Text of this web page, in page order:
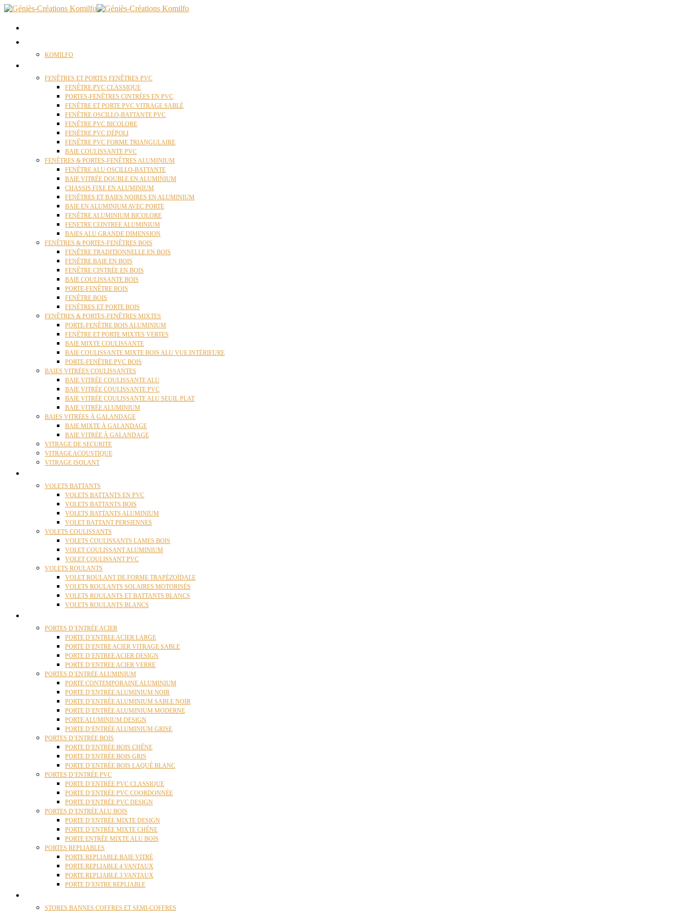
KOMILFO
FENÊTRES ET PORTES FENÊTRES PVC
FENÊTRE PVC CLASSIQUE
PORTES-FENÊTRES CINTRÉES EN PVC
FENÊTRE ET PORTE PVC VITRAGE SABLÉ
FENÊTRE OSCILLO-BATTANTE PVC
FENÊTRE PVC BICOLORE
FENÊTRE PVC DÉPOLI
FENÊTRE PVC FORME TRIANGULAIRE
BAIE COULISSANTE PVC
FENÊTRES & PORTES-FENÊTRES ALUMINIUM
FENÊTRE ALU OSCILLO-BATTANTE
BAIE VITRÉE DOUBLE EN ALUMINIUM
CHASSIS FIXE EN ALUMINIUM
FENÊTRES ET BAIES NOIRES EN ALUMINIUM
BAIE EN ALUMINIUM AVEC PORTE
FENÊTRE ALUMINIUM BICOLORE
FENETRE CEINTREE ALUMINIUM
BAIES ALU GRANDE DIMENSION
FENÊTRES & PORTES-FENÊTRES BOIS
FENÊTRE TRADITIONNELLE EN BOIS
FENÊTRE BAIE EN BOIS
FENÊTRE CINTRÉE EN BOIS
BAIE COULISSANTE BOIS
PORTE-FENÊTRE BOIS
FENÊTRE BOIS
FENÊTRES ET PORTE BOIS
FENÊTRES & PORTES-FENÊTRES MIXTES
PORTE-FENÊTRE BOIS ALUMINIUM
FENÊTRE ET PORTE MIXTES VERTES
BAIE MIXTE COULISSANTE
BAIE COULISSANTE MIXTE BOIS ALU VUE INTÉRIEURE
PORTE-FENÊTRE PVC BOIS
BAIES VITRÉES COULISSANTES
BAIE VITRÉE COULISSANTE ALU
BAIE VITRÉE COULISSANTE PVC
BAIE VITRÉE COULISSANTE ALU SEUIL PLAT
BAIE VITRÉE ALUMINIUM
BAIES VITRÉES À GALANDAGE
BAIE MIXTE À GALANDAGE
BAIE VITRÉE À GALANDAGE
VITRAGE DE SECURITE
VITRAGE ACOUSTIQUE
VITRAGE ISOLANT
VOLETS BATTANTS
VOLETS BATTANTS EN PVC
VOLETS BATTANTS BOIS
VOLETS BATTANTS ALUMINIUM
VOLET BATTANT PERSIENNES
VOLETS COULISSANTS
VOLETS COULISSANTS LAMES BOIS
VOLET COULISSANT ALUMINIUM
VOLET COULISSANT PVC
VOLETS ROULANTS
VOLET ROULANT DE FORME TRAPÉZOÏDALE
VOLETS ROULANTS SOLAIRES MOTORISÉS
VOLETS ROULANTS ET BATTANTS BLANCS
VOLETS ROULANTS BLANCS
PORTES D’ENTRÉE ACIER
PORTE D’ENTREE ACIER LARGE
PORTE D’ENTRE ACIER VITRAGE SABLE
PORTE D’ENTREE ACIER DESIGN
PORTE D’ENTREE ACIER VERRE
PORTES D’ENTRÉE ALUMINIUM
PORTE CONTEMPORAINE ALUMINIUM
PORTE D’ENTRÉE ALUMINIUM NOIR
PORTE D’ENTRÉE ALUMINIUM SABLE NOIR
PORTE D’ENTRÉE ALUMINIUM MODERNE
PORTE ALUMINIUM DESIGN
PORTE D’ENTRÉE ALUMINIUM GRISE
PORTES D’ENTRÉE BOIS
PORTE D’ENTRÉE BOIS CHÊNE
PORTE D’ENTRÉE BOIS GRIS
PORTE D’ENTRÉE BOIS LAQUÉ BLANC
PORTES D’ENTRÉE PVC
PORTE D’ENTRÉE PVC CLASSIQUE
PORTE D’ENTRÉE PVC COORDONNÉE
PORTE D’ENTRÉE PVC DESIGN
PORTES D’ENTRÉE ALU BOIS
PORTE D’ENTRÉE MIXTE DESIGN
PORTE D’ENTRÉE MIXTE CHÊNE
PORTE ENTRÉE MIXTE ALU BOIS
PORTES REPLIABLES
PORTE REPLIABLE BAIE VITRÉ
PORTE REPLIABLE 4 VANTAUX
PORTE REPLIABLE 3 VANTAUX
PORTE D’ENTRE REPLIABLE
STORES BANNES COFFRES ET SEMI-COFFRES